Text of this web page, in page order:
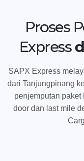
Proses
Express
SAPX Express
dari Tanjungpinang
penjemputan paket
door dan last mile